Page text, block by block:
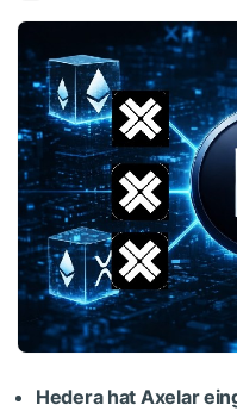
Hedera hat Axelar